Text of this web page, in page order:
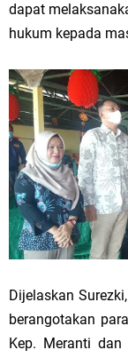
dapat
hukum kepada
Dijelaskan
berangotakan
Kep. Meranti